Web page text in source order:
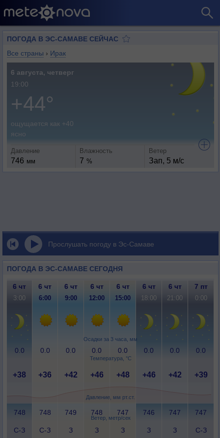
ПОГОДА В ЭС-САМАВЕ СЕЙЧАС
Все страны › Ирак
6 августа, четверг
19:00
+44°
ощущается как +40
ясно
Давление
746 мм
Влажность
7 %
Ветер
Зап, 5 м/с
Прослушать погоду в Эс-Самаве
ПОГОДА В ЭС-САМАВЕ СЕГОДНЯ
Осадки за 3 часа, мм
Температура, °C
Давление, мм рт.ст.
Ветер, метр/сек
6 чт 6 чт 6 чт 6 чт 6 чт 6 чт 6 чт 7 пт
3:00 6:00 9:00 12:00 15:00 18:00 21:00 0:00
0.0 0.0 0.0 0.0 0.0 0.0 0.0 0.0
+38 +36 +42 +46 +48 +46 +42 +39
748 748 749 748 747 746 747 747
С-З
С-З
З
З
З
З
З
С-З